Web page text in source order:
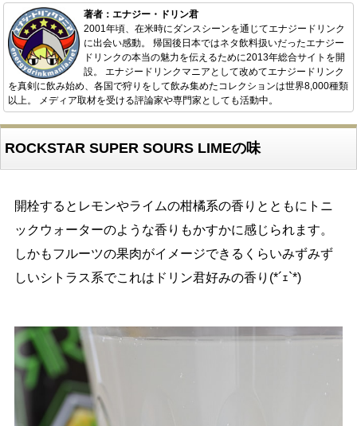
著者：エナジー・ドリン君
2001年頃、在米時にダンスシーンを通じてエナジードリンク
に出会い感動。 帰国後日本ではネタ飲料扱いだったエナジー
ドリンクの本当の魅力を伝えるために2013年総合サイトを開
設。 エナジードリンクマニアとして改めてエナジードリンク
を真剣に飲み始め、各国で狩りをして飲み集めたコレクションは世界8,000種類
以上。 メディア取材を受ける評論家や専門家としても活動中。
ROCKSTAR SUPER SOURS LIMEの味
開栓するとレモンやライムの柑橘系の香りとともにトニ
ックウォーターのような香りもかすかに感じられます。
しかもフルーツの果肉がイメージできるくらいみずみず
しいシトラス系でこれはドリン君好みの香り(*´ｪ`*)